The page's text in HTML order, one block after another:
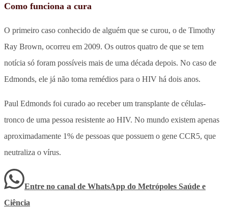
Como funciona a cura
O primeiro caso conhecido de alguém que se curou, o de Timothy
Ray Brown, ocorreu em 2009. Os outros quatro de que se tem
notícia só foram possíveis mais de uma década depois. No caso de
Edmonds, ele já não toma remédios para o HIV há dois anos.
Paul Edmonds foi curado ao receber um transplante de células-
tronco de uma pessoa resistente ao HIV. No mundo existem apenas
aproximadamente 1% de pessoas que possuem o gene CCR5, que
neutraliza o vírus.
Entre no canal de WhatsApp do Metrópoles Saúde e
Ciência